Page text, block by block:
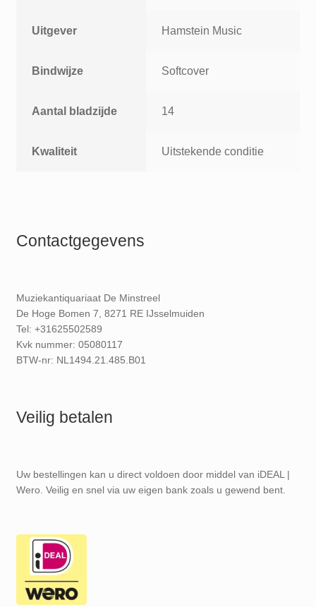
Uitgever Hamstein Music
Bindwijze Softcover
Aantal bladzijde 14
Kwaliteit Uitstekende conditie
Contactgegevens
Muziekantiquariaat De Minstreel
De Hoge Bomen 7, 8271 RE IJsselmuiden
Tel: +31625502589
Kvk nummer: 05080117
BTW-nr: NL1494.21.485.B01
Veilig betalen
Uw bestellingen kan u direct voldoen door middel van iDEAL |
Wero. Veilig en snel via uw eigen bank zoals u gewend bent.